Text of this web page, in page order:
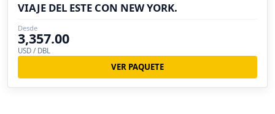
VIAJE DEL ESTE CON NEW YORK.
Desde
3,357.00
USD / DBL
VER PAQUETE